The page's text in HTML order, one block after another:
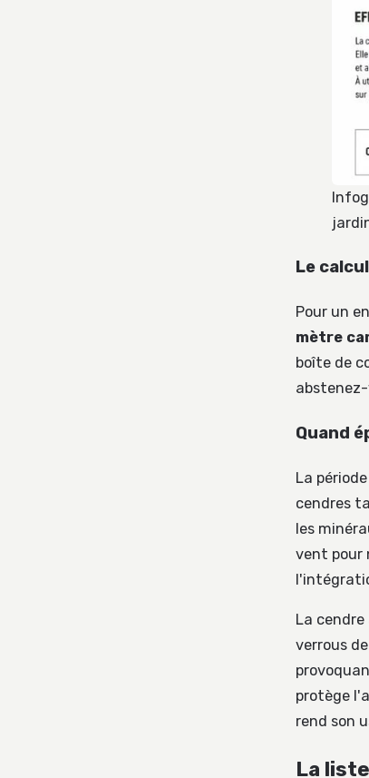
Le
Pour un
mètre
boîte de
Quand
La
cendres
les
vent pour
La
verrous
protège
rend son
La